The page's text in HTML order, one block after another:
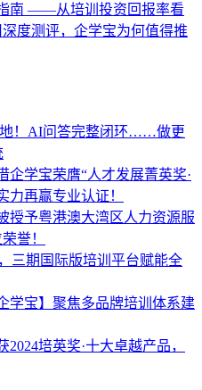
南 ——从培训投资回报率看
度测评，企学宝为何值得推
！AI问答完整闭环……做更
企学宝荣膺“人才发展菁英奖·
力再赢专业认证！
授予粤港澳大湾区人力资源服
誉！
三期国际版培训平台赋能全
学宝】聚焦多品牌培训体系建
培英奖·十大卓越产品，